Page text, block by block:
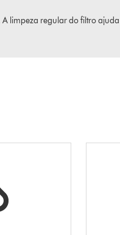
limpeza regular do filtro